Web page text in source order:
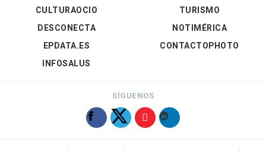
CULTURAOCIO
DESCONECTA
EPDATA.ES
INFOSALUS
TURISMO
NOTIMÉRICA
CONTACTOPHOTO
SÍGUENOS